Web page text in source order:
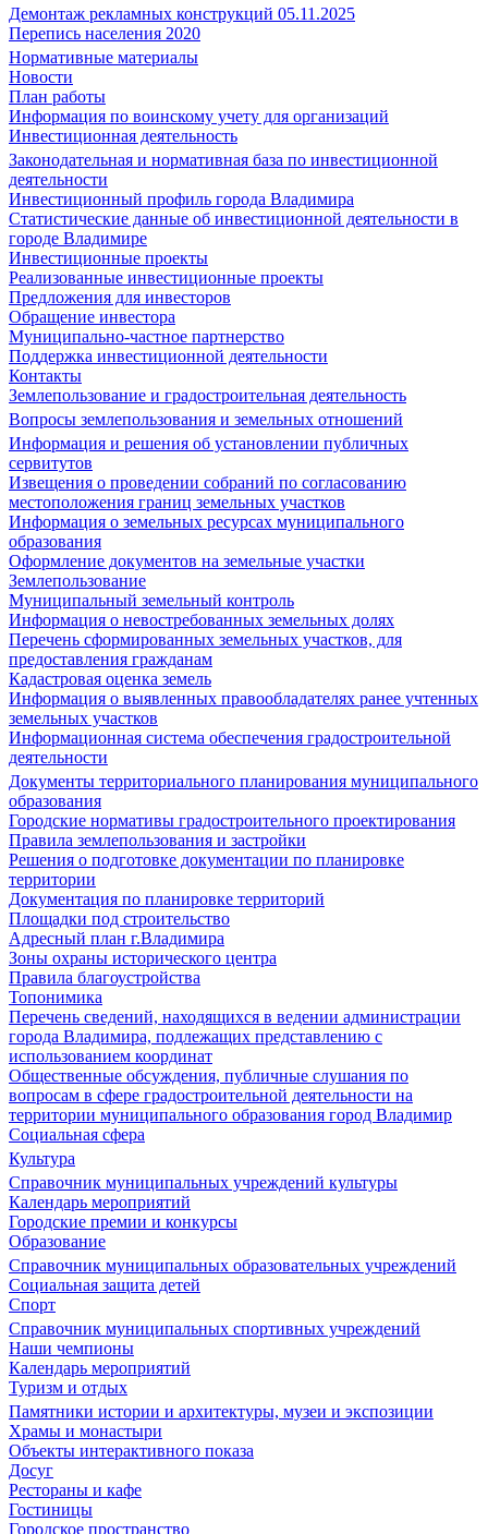
Демонтаж рекламных конструкций 05.11.2025
Перепись населения 2020
Нормативные материалы
Новости
План работы
Информация по воинскому учету для организаций
Инвестиционная деятельность
Законодательная и нормативная база по инвестиционной
деятельности
Инвестиционный профиль города Владимира
Статистические данные об инвестиционной деятельности в
городе Владимире
Инвестиционные проекты
Реализованные инвестиционные проекты
Предложения для инвесторов
Обращение инвестора
Муниципально-частное партнерство
Поддержка инвестиционной деятельности
Контакты
Землепользование и градостроительная деятельность
Вопросы землепользования и земельных отношений
Информация и решения об установлении публичных
сервитутов
Извещения о проведении собраний по согласованию
местоположения границ земельных участков
Информация о земельных ресурсах муниципального
образования
Оформление документов на земельные участки
Землепользование
Муниципальный земельный контроль
Информация о невостребованных земельных долях
Перечень сформированных земельных участков, для
предоставления гражданам
Кадастровая оценка земель
Информация о выявленных правообладателях ранее учтенных
земельных участков
Информационная система обеспечения градостроительной
деятельности
Документы территориального планирования муниципального
образования
Городские нормативы градостроительного проектирования
Правила землепользования и застройки
Решения о подготовке документации по планировке
территории
Документация по планировке территорий
Площадки под строительство
Адресный план г.Владимира
Зоны охраны исторического центра
Правила благоустройства
Топонимика
Перечень сведений, находящихся в ведении администрации
города Владимира, подлежащих представлению с
использованием координат
Общественные обсуждения, публичные слушания по
вопросам в сфере градостроительной деятельности на
территории муниципального образования город Владимир
Социальная сфера
Культура
Справочник муниципальных учреждений культуры
Календарь мероприятий
Городские премии и конкурсы
Образование
Справочник муниципальных образовательных учреждений
Социальная защита детей
Спорт
Справочник муниципальных спортивных учреждений
Наши чемпионы
Календарь мероприятий
Туризм и отдых
Памятники истории и архитектуры, музеи и экспозиции
Храмы и монастыри
Объекты интерактивного показа
Досуг
Рестораны и кафе
Гостиницы
Городское пространство